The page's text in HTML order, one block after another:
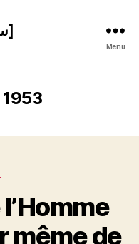
[سي نجيب]
Menu
1953
même de
a